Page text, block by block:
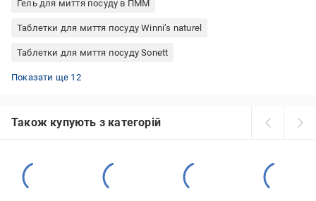
Гель для миття посуду в ПММ
Таблетки для миття посуду Winni’s naturel
Таблетки для миття посуду Sonett
Ополіскувач для ПММ Bio-D
Органічний засіб для посудомийки
Засоби для миття посуду Fairy 1 л
Ополіскувач для ПММ DeLaMark
Засіб для миття посуду в посудомийній машині DeLaMark
Освіжувач для посудомийної машини
Засоби для миття посуду Sodasan сіль
Порошок Finish для посудомийки
Таблетки для миття посуду Luxus Professional
Таблетки для миття посуду L'Arbre Vert
Гель для посудомийки Finish
Таблетки для миття посуду START
Показати ще 12
Також купують з категорій